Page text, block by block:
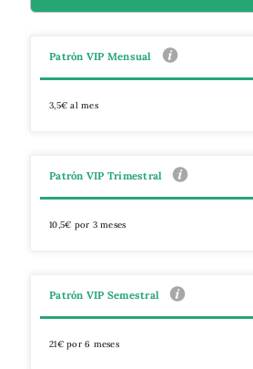
Patrón VIP Mensual
3,5€ al mes
Patrón VIP Trimestral
10,5€ por 3 meses
Patrón VIP Semestral
21€ por 6 meses